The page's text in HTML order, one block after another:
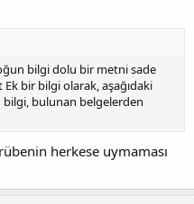
bilgi dolu bir metni sade
bir bilgi olarak, aşağıdaki
bulunan belgelerden
herkese uymaması